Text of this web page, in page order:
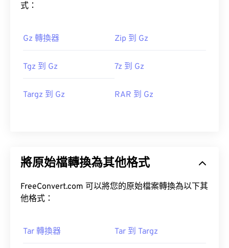
式：
Gz 轉換器 Zip 到 Gz
Tgz 到 Gz 7z 到 Gz
Targz 到 Gz RAR 到 Gz
將原始檔轉換為其他格式
FreeConvert.com 可以將您的原始檔案轉換為以下其
他格式：
Tar 轉換器 Tar 到 Targz